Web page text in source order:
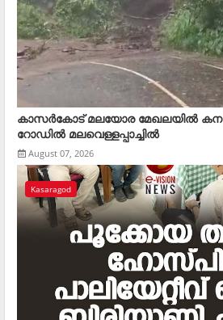
കാസര്‍കോട് മലയോര മേഖലയില്‍ കനത്ത
റോഡില്‍ മലവെള്ളപ്പാച്ചില്‍
August 07, 2026
Kasaragod